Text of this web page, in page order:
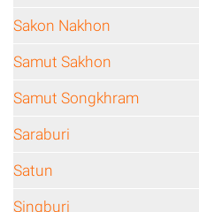
Sakon Nakhon
Samut Sakhon
Samut Songkhram
Saraburi
Satun
Singburi